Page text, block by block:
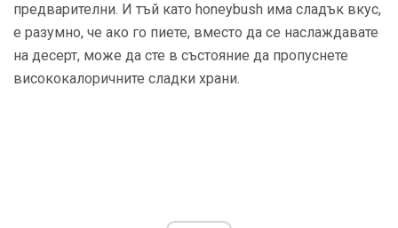
предварителни. И тъй като honeybush има сладък вкус,
е разумно, че ако го пиете, вместо да се наслаждавате
на десерт, може да сте в състояние да пропуснете
висококалоричните сладки храни.